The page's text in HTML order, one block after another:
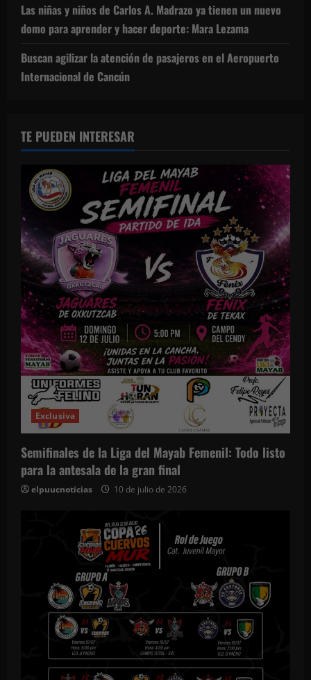
Las niñas y niños de Carlos A. Madrazo ya tienen un nuevo
domo para aprender y hacer deporte: Mara Lezama
Buscan agilizar la atención de pasajeros en el Aeropuerto
Internacional de Cancún
TE PUEDEN INTERESAR
Exclusiva
Semifinales de la Liga del Mayab Femenil: Todo listo
para la antesala de la gran final
elpuucnoticias 10 de julio de 2026